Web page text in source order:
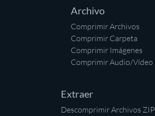
Archivo
Comprimir Archivos
Comprimir Carpeta
Comprimir Imágenes
Comprimir Audio/Vídeo
Extraer
Descomprimir Archivos ZIP